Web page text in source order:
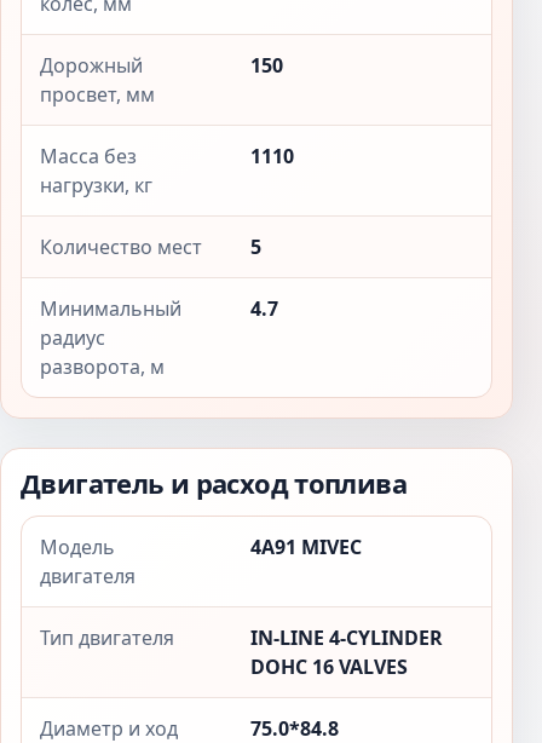
Дорожный
просвет, мм
150
Масса без
нагрузки, кг
1110
Количество мест 5
Минимальный
радиус
разворота, м
4.7
Двигатель и расход топлива
Модель
двигателя
4A91 MIVEC
Тип двигателя
IN-LINE 4-CYLINDER
DOHC 16 VALVES
Диаметр и ход
75.0*84.8